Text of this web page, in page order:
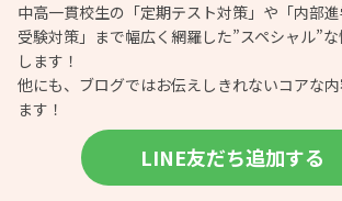
中高一貫校生の「定期テスト対策」や「内部
受験対策」まで幅広く網羅した”スペシャル”
します！
他にも、ブログではお伝えしきれないコアな
ます！
LINE友だち追加する